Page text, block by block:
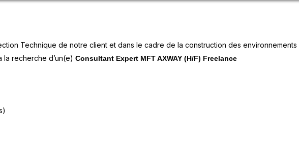
Technique de notre client et dans le cadre de la construction des environnements
la recherche d’un(e) Consultant Expert MFT AXWAY (H/F) Freelance